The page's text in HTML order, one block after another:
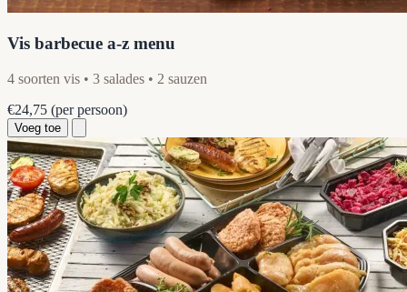
Vis barbecue a-z menu
4 soorten vis • 3 salades • 2 sauzen
€24,75 (per persoon)
Voeg toe